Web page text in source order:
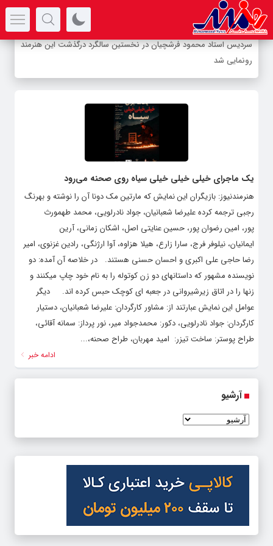
سردیس استاد محمود فرشچیان در نخستین سالگرد درگذشت این هنرمند
رونمایی شد
یک ماجرای خیلی خیلی خیلی سیاه روی صحنه می‌رود
هنرمندنیوز: بازیگران این نمایش که مارتین ‌مک ‌دونا آن را نوشته و بهرنگ
‌رجبی ترجمه کرده علیرضا شعبانیان، جواد ‌نادرلویی، محمد ‌طهمورث
‌پور، امین ‌رضوان ‌پور، حسین ‌عنایتی ‌اصل، اشکان ‌زمانی، آرین
‌ایمانیان، نیلوفر ‌فرج، سارا ‌زارع، هیلا ‌هزاوه، آوا ‌ارژنگی، رادین ‌غزنوی، امیر
‌رضا ‌حاجی ‌علی ‌اکبری و احسان حسنی هستند. در خلاصه آن آمده: دو
نویسنده مشهور که داستانهای دو زن کوتوله را به نام خود چاپ میکنند و
زنها را در اتاق زیرشیروانی در جعبه ای کوچک حبس کرده اند. دیگر
عوامل این نمایش عبارتند از: مشاور کارگردان: علیرضا شعبانیان، دستیار
کارگردان: جواد ‌نادرلویی، دکور: محمدجواد میر، نور پرداز: سمانه ‌آقائی،
طراح پوستر: ساخت تیزر: امید مهربان، طراح صحنه،...
ادامه خبر
آرشیو